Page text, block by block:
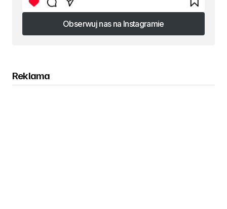
Obserwuj nas na Instagramie
Obserwuj nas na Instagramie
Reklama